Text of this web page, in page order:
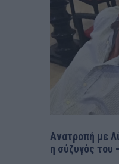
Ανατροπή με
η σύζυγός του